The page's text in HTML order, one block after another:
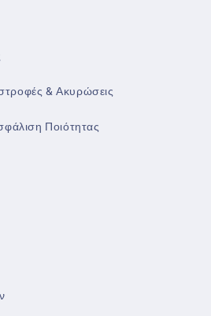
& Ακυρώσεις
Ποιότητας